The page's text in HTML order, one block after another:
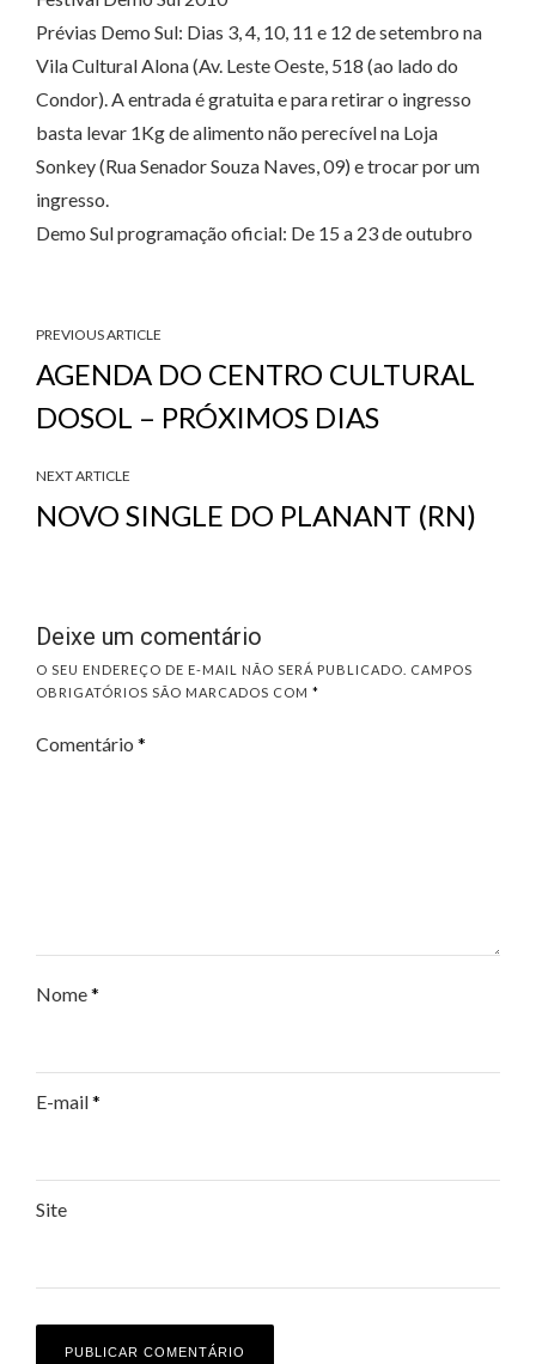
Prévias Demo Sul: Dias 3, 4, 10, 11 e 12 de setembro na
Vila Cultural Alona (Av. Leste Oeste, 518 (ao lado do
Condor). A entrada é gratuita e para retirar o ingresso
basta levar 1Kg de alimento não perecível na Loja
Sonkey (Rua Senador Souza Naves, 09) e trocar por um
ingresso.
Demo Sul programação oficial: De 15 a 23 de outubro
PREVIOUS ARTICLE
AGENDA DO CENTRO CULTURAL
DOSOL – PRÓXIMOS DIAS
NEXT ARTICLE
NOVO SINGLE DO PLANANT (RN)
Deixe um comentário
O SEU ENDEREÇO DE E-MAIL NÃO SERÁ PUBLICADO.
CAMPOS
OBRIGATÓRIOS SÃO MARCADOS COM *
Comentário *
Nome*
E-mail*
Site